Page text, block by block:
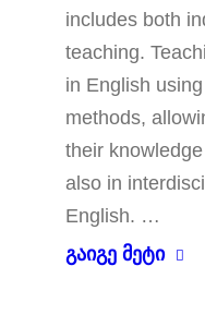
includes both
teaching.
in English
methods,
their
also in
English. …
გაიგე მეტი